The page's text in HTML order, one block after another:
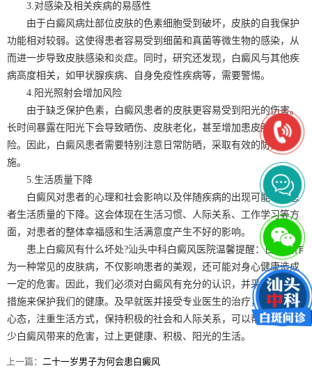
3.对感染及相关疾病的易感性
由于白癜风病灶部位皮肤的色素细胞受到破坏，皮肤的自我保护
功能相对较弱。这使得患者容易受到细菌和真菌等微生物的感染，从
而进一步导致皮肤感染和炎症。同时，研究还发现，白癜风与其他疾
病高度相关，如甲状腺疾病、自身免疫性疾病等，需要警惕。
4.阳光照射会增加风险
由于缺乏保护色素，白癜风患者的皮肤更容易受到阳光的伤害。
长时间暴露在阳光下会导致晒伤、皮肤老化，甚至增加患皮肤癌的风
险。因此，白癜风患者需要特别注意日常防晒，采取有效的防护措
施。
5.生活质量下降
白癜风对患者的心理和社会影响以及伴随疾病的出现可能导致患
者生活质量的下降。这会体现在生活习惯、人际关系、工作学习等方
面，对患者的整体幸福感和生活满意度产生不好的影响。
患上白癜风有什么坏处?汕头中科白癜风医院温馨提醒：白癜风作
为一种常见的皮肤病，不仅影响患者的美观，还可能对身心健康造成
一定的危害。因此，我们必须对白癜风有充分的认识，并采取适当的
措施来保护我们的健康。及早就医并接受专业医生的治疗，积极调整
心态，注重生活方式，保持积极的社会和人际关系，可以帮助患者减
少白癜风带来的危害，过上更健康、积极、阳光的生活。
上一篇：二十一岁男子为何会患白癜风